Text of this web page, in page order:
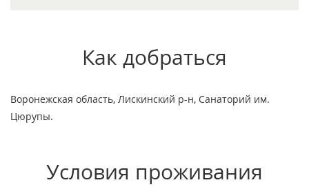
Как добраться
Воронежская область, Лискинский р-н, Санаторий им.
Цюрупы.
Условия проживания